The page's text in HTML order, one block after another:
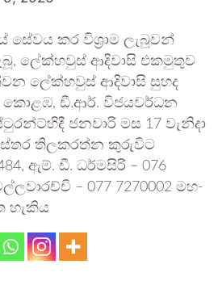
කර විශ්‍රාම ලැබූ­වන්
ලේක්හ­වුස් ආදි­වාසි එක­මු­තුව
ලේක්හ­වුස් ආදි­වාසි සුහද
කොළඹ, ඩී.ආර්. විජ­ය­ව­ර්ධන
ජන­වාරි මස 17 වැනිදා
තිල­ක­රත්න කුරු­විට
ඇම්. ඩී. ධර්ම­සිරි – 076
– 077 7270002 මහ­
හැකිය